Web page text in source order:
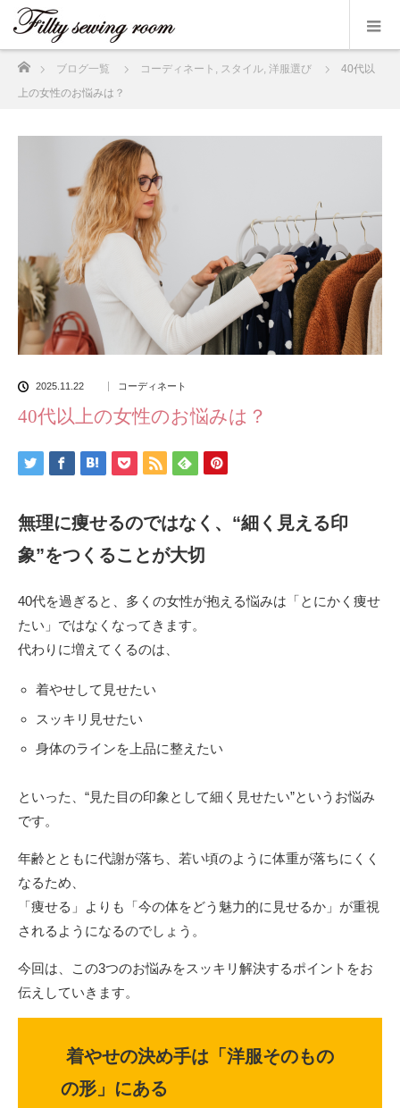
ブログ一覧 コーディネート , スタイル, 洋服選び
40代以
上の女性のお悩みは？
2025.11.22 コーディネート
40代以上の女性のお悩みは？
無理に痩せるのではなく、“細く見える印
象”をつくることが大切
40代を過ぎると、多くの女性が抱える悩みは「とにかく痩せ
たい」ではなくなってきます。
代わりに増えてくるのは、
着やせして見せたい
スッキリ見せたい
身体のラインを上品に整えたい
といった、“見た目の印象として細く見せたい”というお悩み
です。
年齢とともに代謝が落ち、若い頃のように体重が落ちにくく
なるため、
「痩せる」よりも「今の体をどう魅力的に見せるか」が重視
されるようになるのでしょう。
今回は、この3つのお悩みをスッキリ解決するポイントをお
伝えしていきます。
着やせの決め手は「洋服そのもの
の形」にある